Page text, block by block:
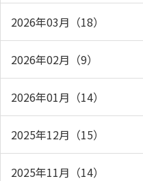
2026年03月（18）
2026年02月（9）
2026年01月（14）
2025年12月（15）
2025年11月（14）